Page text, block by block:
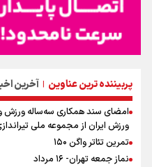
پربیننده ترین عناوین | آخرین
امضای سند همکاری سه‌ساله ورزش و
ورزش ایران از مجموعه ملی
تمرین تئاتر واگن ۱۵۰
نماز جمعه تهران- ۱۶ مرداد